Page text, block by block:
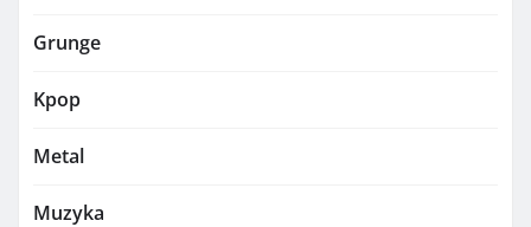
Grunge
Kpop
Metal
Muzyka